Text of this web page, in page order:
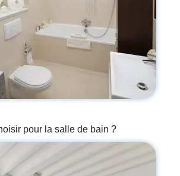
pour la salle de bain ?